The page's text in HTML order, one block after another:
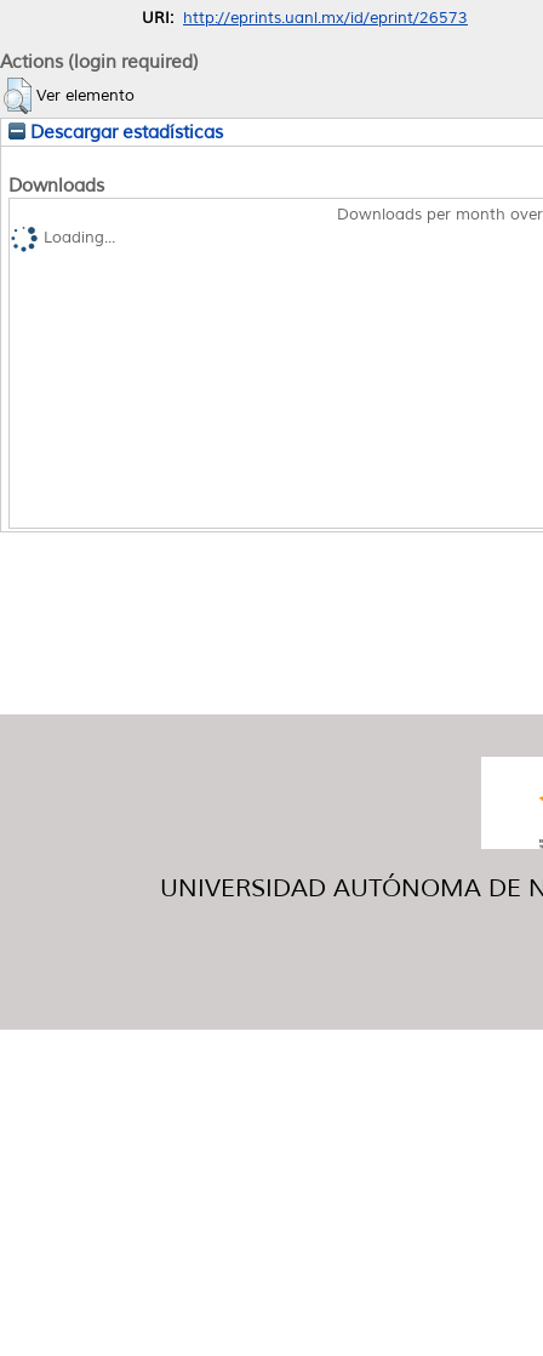
URI: http://eprints.uanl.mx/id/eprint/26573
Actions (login required)
Ver elemento
Descargar estadísticas
Downloads
Downloads per month
Loading...
UNIVERSIDAD AUTÓNOMA DE